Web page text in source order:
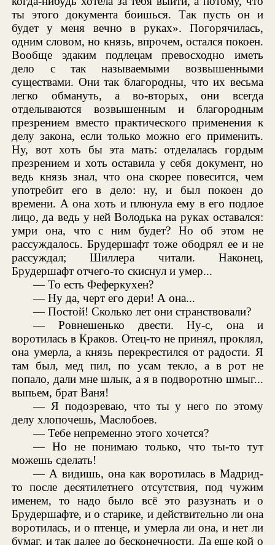
ты этого документа боишься. Так пусть он и
будет у меня вечно в руках». Погорячилась,
одним словом, но князь, впрочем, остался покоен.
Вообще эдаким подлецам превосходно иметь
дело с так называемыми возвышенными
существами. Они так благородны, что их весьма
легко обмануть, а во-вторых, они всегда
отделываются возвышенным и благородным
презрением вместо практического применения к
делу закона, если только можно его применить.
Ну, вот хоть бы эта мать: отделалась гордым
презрением и хоть оставила у себя документ, но
ведь князь знал, что она скорее повесится, чем
употребит его в дело: ну, и был покоен до
времени. А она хоть и плюнула ему в его подлое
лицо, да ведь у ней Володька на руках оставался:
умри она, что с ним будет? Но об этом не
рассуждалось. Брудершафт тоже ободрял ее и не
рассуждал; Шиллера читали. Наконец,
Брудершафт отчего-то скиснул и умер...
— То есть Феферкухен?
— Ну да, черт его дери! А она...
— Постой! Сколько лет они странствовали?
— Ровнешенько двести. Ну-с, она и
воротилась в Краков. Отец-то не принял, проклял,
она умерла, а князь перекрестился от радости. Я
там был, мед пил, по усам текло, а в рот не
попало, дали мне шлык, а я в подворотню шмыг...
выпьем, брат Ваня!
— Я подозреваю, что ты у него по этому
делу хлопочешь, Маслобоев.
— Тебе непременно этого хочется?
— Но не понимаю только, что ты-то тут
можешь сделать!
— А видишь, она как воротилась в Мадрид-
то после десятилетнего отсутствия, под чужим
именем, то надо было всё это разузнать и о
Брудершафте, и о старике, и действительно ли она
воротилась, и о птенце, и умерла ли она, и нет ли
бумаг, и так далее до бесконечности. Да еще кой о